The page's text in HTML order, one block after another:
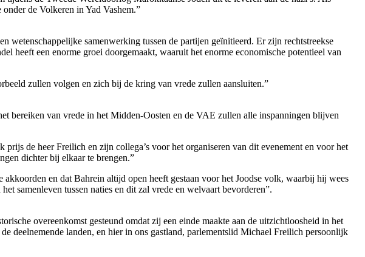
de Volkeren in Yad Vashem.”
wetenschappelijke samenwerking tussen de partijen geïnitieerd. Er zijn rechtstreekse
heeft een enorme groei doorgemaakt, waaruit het enorme economische potentieel van
zullen volgen en zich bij de kring van vrede zullen aansluiten.”
bereiken van vrede in het Midden-Oosten en de VAE zullen alle inspanningen blijven
de heer Freilich en zijn collega’s voor het organiseren van dit evenement en voor het
dichter bij elkaar te brengen.”
akkoorden en dat Bahrein altijd open heeft gestaan voor het Joodse volk, waarbij hij wees
samenleven tussen naties en dit zal vrede en welvaart bevorderen”.
overeenkomst gesteund omdat zij een einde maakte aan de uitzichtloosheid in het
deelnemende landen, en hier in ons gastland, parlementslid Michael Freilich persoonlijk